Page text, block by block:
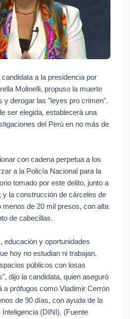
candidata a la presidencia por
Molinelli, propuso la muerte
y derogar las "leyes pro crimen".
ser elegida, establecerá una
del Perú en no más de
con cadena perpetua a los
a la Policía Nacional para la
tomado por este delito, junto a
y la construcción de cárceles de
menos de 20 mil presos, con alta
de cabecillas.
educación y oportunidades
hoy no estudian ni trabajan.
públicos con losas
dijo la candidata, quien aseguró
a prófugos como Vladimir Cerrón
de 90 días, con ayuda de la
(DINI). (Fuente